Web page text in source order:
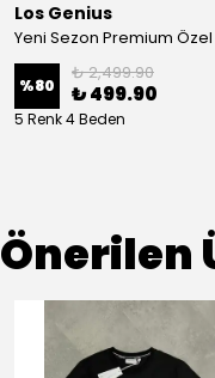
Los Genius
%80
₺ 2,499.90
₺ 499.90
5 Renk 4 Beden
Önerilen